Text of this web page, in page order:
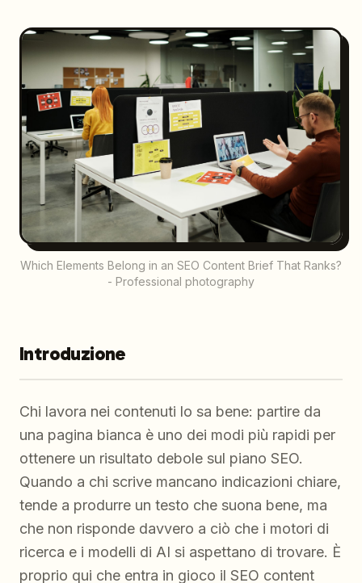
Which Elements Belong in an SEO Content Brief That Ranks?
- Professional photography
Introduzione
Chi lavora nei contenuti lo sa bene: partire da
una pagina bianca è uno dei modi più rapidi per
ottenere un risultato debole sul piano SEO.
Quando a chi scrive mancano indicazioni chiare,
tende a produrre un testo che suona bene, ma
che non risponde davvero a ciò che i motori di
ricerca e i modelli di AI si aspettano di trovare. È
proprio qui che entra in gioco il SEO content